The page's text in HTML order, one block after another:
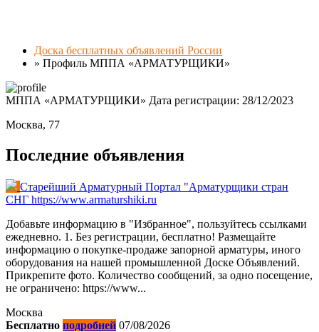
Доска бесплатных объявлений России
» Профиль МППА «АРМАТУРЩИКИ»
МППА «АРМАТУРЩИКИ» Дата регистрации: 28/12/2023
Москва, 77
Последние объявления
Старейший Арматурный Портал "Арматурщики стран
СНГ https://www.armaturshiki.ru
Добавьте информацию в "Избранное", пользуйтесь ссылками
ежедневно. 1. Без регистрации, бесплатно! Размещайте
информацию о покупке-продаже запорной арматуры, иного
оборудования на нашей промышленной Доске Объявлений.
Прикрепите фото. Количество сообщений, за одно посещение,
не ограничено: https://www...
Москва
Бесплатно подробней 07/08/2026